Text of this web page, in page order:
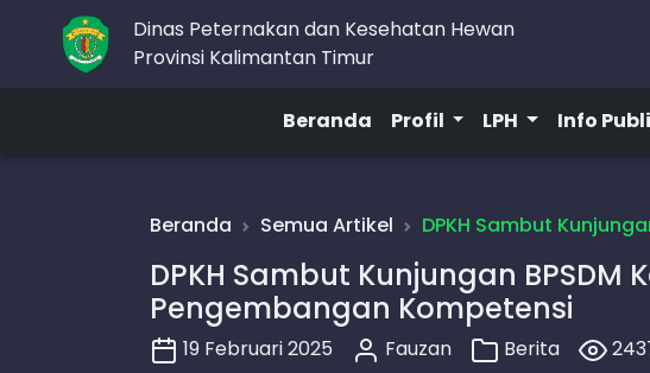
Dinas Peternakan dan Kesehatan Hewan
Provinsi Kalimantan Timur
Beranda Profil LPH Info
Beranda Semua Artikel DPKH Sambut
DPKH Sambut Kunjungan
Pengembangan Kompetensi
19 Februari 2025 Fauzan Berita